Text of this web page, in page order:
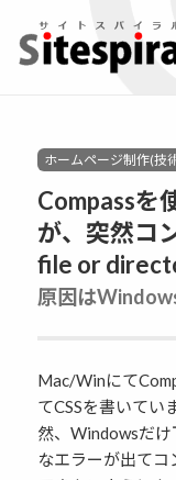
Categories
ホームページ制作(技
Compassを
が、突然コ
file or
原因は
Mac/Winにて
てCSSを書いてい
然、Windowsだけ
なエラーが出てコ